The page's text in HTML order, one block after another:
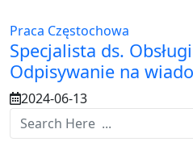
Praca Częstochowa
Specjalista ds.
Odpisywanie na
2024-06-13